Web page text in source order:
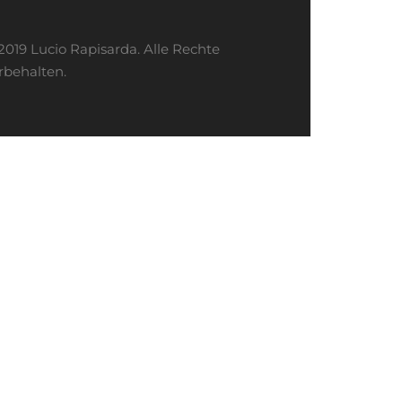
Lucio Rapisarda. Alle Rechte